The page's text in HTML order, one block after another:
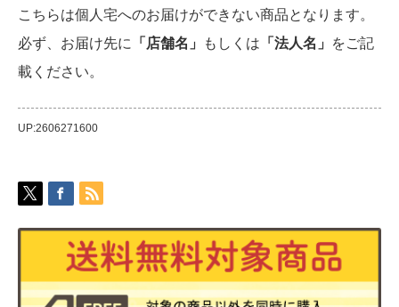
こちらは個人宅へのお届けができない商品となります。
必ず、お届け先に
「店舗名」 もしくは 「法人名」
をご記
載ください。
UP:2606271600